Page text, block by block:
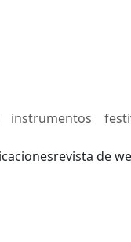
instrumentos
revista de